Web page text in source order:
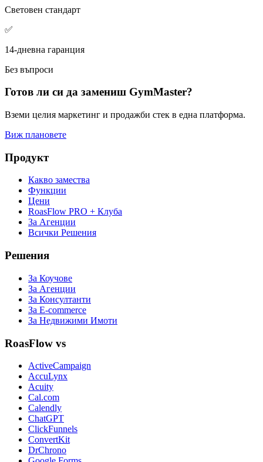
Световен стандарт
✅
14-дневна гаранция
Без въпроси
Готов ли си да замениш GymMaster?
Вземи целия маркетинг и продажби стек в една платформа.
Виж плановете
Продукт
Какво замества
Функции
Цени
RoasFlow PRO + Клуба
За Агенции
Всички Решения
Решения
За Коучове
За Агенции
За Консултанти
За E-commerce
За Недвижими Имоти
RoasFlow vs
ActiveCampaign
AccuLynx
Acuity
Cal.com
Calendly
ChatGPT
ClickFunnels
ConvertKit
DrChrono